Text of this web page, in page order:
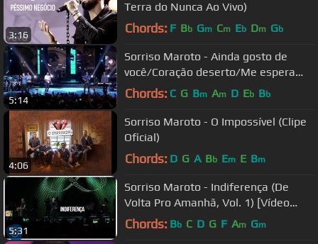
3:16
Terra do Nunca Ao Vivo)
Chords: F Bb Gm Cm Eb Dm Gb
5:14
Sorriso Maroto - Ainda gosto de
você/Coração deserto/Me espera
[DVD Sorriso 15 Anos]
Chords: C G Bm Am D Eb Bb
4:06
Sorriso Maroto - O Impossível (Clipe
Oficial)
Chords: D G A Bb Em E Bm
5:31
Sorriso Maroto - Indiferença (De
Volta Pro Amanhã, Vol. 1) [Vídeo
Oficial]
Chords: Bb C D G F Am Gm